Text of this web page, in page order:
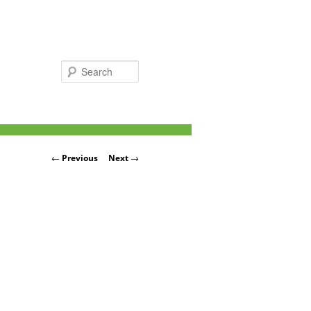
Post navigation
← Previous Next →